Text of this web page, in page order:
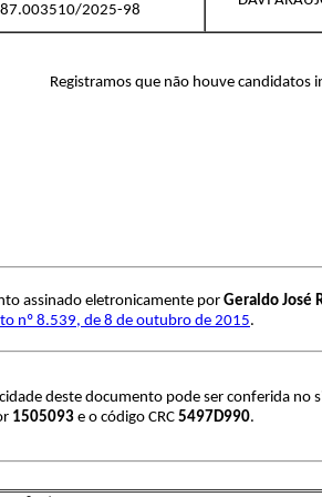
2025-98
Registramos que não houve candidatos
assinado eletronicamente por Geraldo José
nº 8.539, de 8 de outubro de 2015.
deste documento pode ser conferida no
1505093 e o código CRC 5497D990.